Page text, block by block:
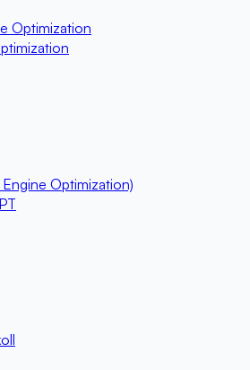
Optimization
Optimization)